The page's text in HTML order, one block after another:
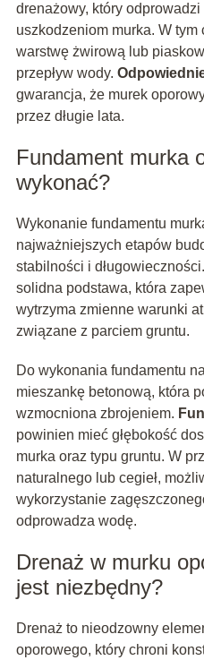
drenażowy, który
uszkodzeniom murka. W
warstwę żwirową lub
przepływ wody.
gwarancja, że murek
przez długie lata.
Fundament murka
wykonać?
Wykonanie fundamentu
najważniejszych etapów
stabilności i
solidna podstawa, która
wytrzyma zmienne warunki
związane z parciem gruntu.
Do wykonania fundamentu
mieszankę betonową, która
wzmocniona zbrojeniem.
powinien mieć głębokość
murka oraz typu gruntu. W
naturalnego lub cegieł,
wykorzystanie
odprowadza wodę.
Drenaż w murku
jest niezbędny?
Drenaż to nieodzowny
oporowego, który chroni